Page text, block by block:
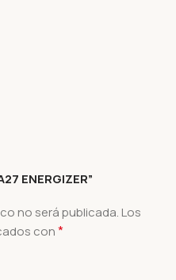
ENERGIZER”
no será publicada. Los
con*